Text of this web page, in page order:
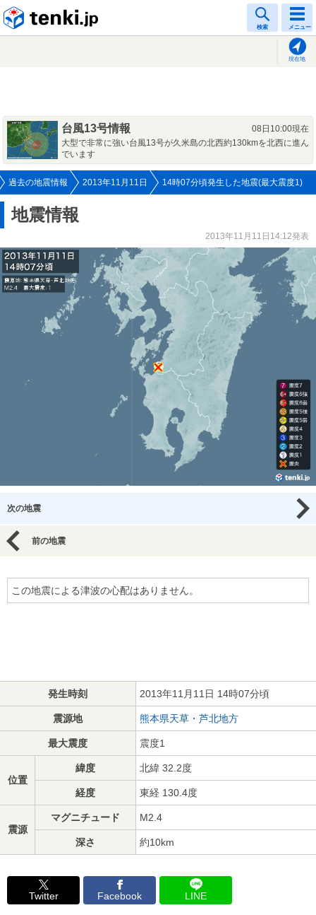
検索 メニュー
現在地
台風13号情報
08日10:00現在
大型で非常に強い台風13号が久米島の北西約130kmを北西に進ん
でいます
過去の地震情報 2013年11月11日 14時07分頃発生した地震(最大震度1)
地震情報
2013年11月11日14:12発表
次の地震
前の地震
この地震による津波の心配はありません。
発生時刻 2013年11月11日 14時07分頃
震源地 熊本県天草・芦北地方
最大震度 震度1
位置
緯度 北緯 32.2度
経度 東経 130.4度
震源
マグニチュード M2.4
深さ 約10km
Twitter Facebook LINE